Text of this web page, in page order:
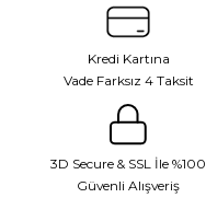
Kredi Kartına
Vade Farksız 4 Taksit
3D Secure & SSL İle %100
Güvenli Alışveriş